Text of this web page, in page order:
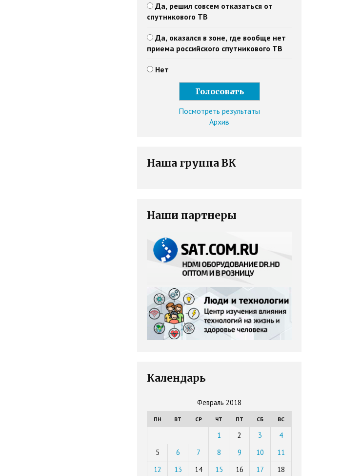
Да, решил совсем отказаться от
спутникового ТВ
Да, оказался в зоне, где вообще нет
приема российского спутникового ТВ
Нет
Посмотреть результаты
Архив
Наша группа ВК
Наши партнеры
Календарь
Февраль 2018
ПН ВТ СР ЧТ ПТ СБ ВС
1 2 3
4
5
6 7 8 9 10
11
12
13 14 15 16 17
18